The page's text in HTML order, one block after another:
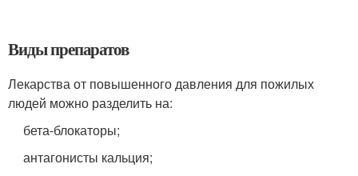
Виды препаратов
Лекарства от повышенного давления для пожилых
людей можно разделить на:
бета-блокаторы;
антагонисты кальция;